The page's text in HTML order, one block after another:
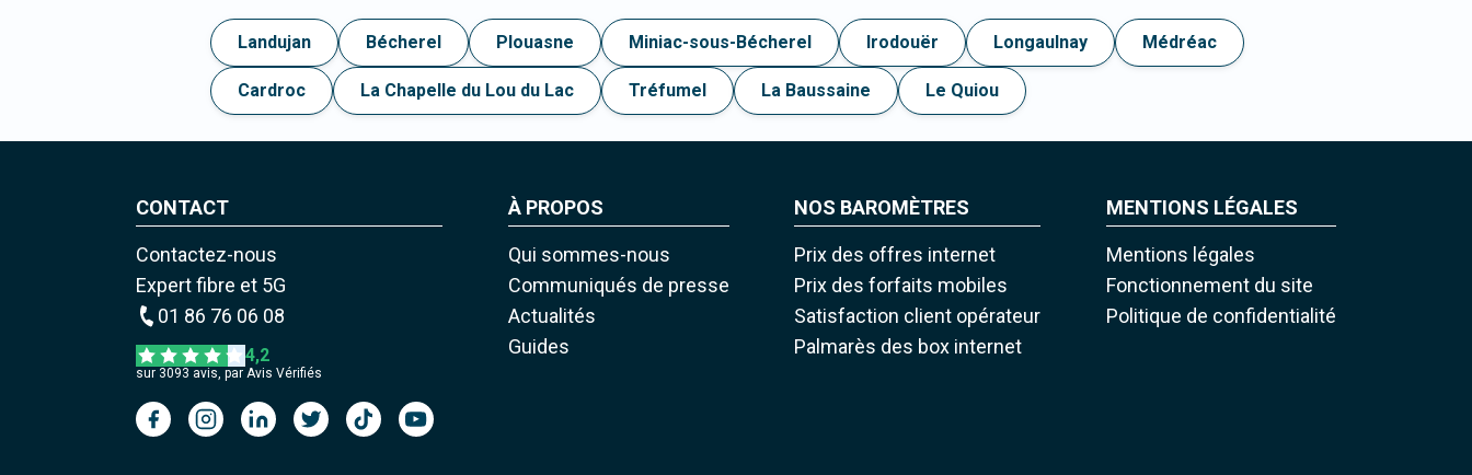
Landujan Bécherel Plouasne Miniac-sous-Bécherel Irodouër Longaulnay Médréac
Cardroc La Chapelle du Lou du Lac Tréfumel La Baussaine Le Quiou
CONTACT
Contactez-nous
Expert fibre et 5G
01 86 76 06 08
4,2
sur 3093 avis, par Avis Vérifiés
À PROPOS
Qui sommes-nous
Communiqués de presse
Actualités
Guides
NOS BAROMÈTRES
Prix des offres internet
Prix des forfaits mobiles
Satisfaction client opérateur
Palmarès des box internet
MENTIONS LÉGALES
Mentions légales
Fonctionnement du site
Politique de confidentialité